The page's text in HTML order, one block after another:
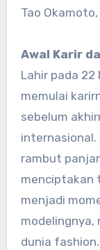
Tao
Awal Karir
Lahir pada 22
memulai
sebelum
internasional.
rambut
menciptakan
menjadi
modelingnya,
dunia fashion.